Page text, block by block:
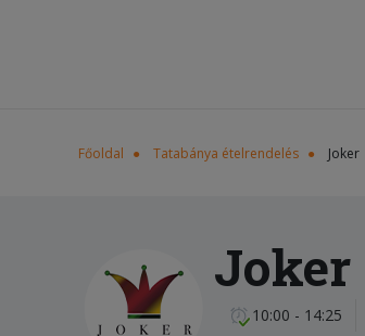
Főoldal Tatabánya ételrendelés Joker
Joker
10:00 - 14:25